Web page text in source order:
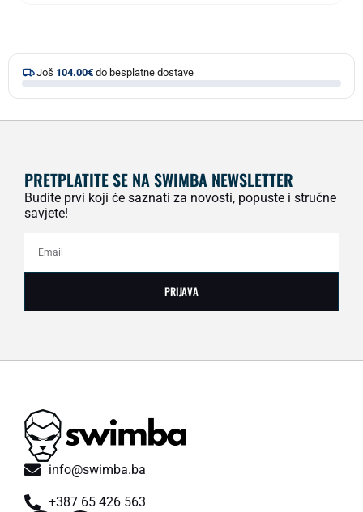
Još 104.00€ do besplatne dostave
PRETPLATITE SE NA SWIMBA NEWSLETTER
Budite prvi koji će saznati za novosti, popuste i stručne
savjete!
PRIJAVA
info@swimba.ba
+387 65 426 563